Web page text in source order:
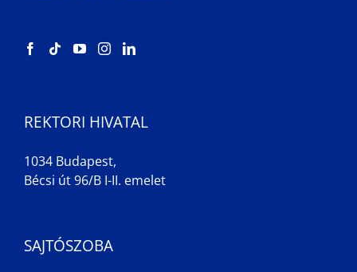
REKTORI HIVATAL
1034 Budapest,
Bécsi út 96/B I-II. emelet
SAJTÓSZOBA